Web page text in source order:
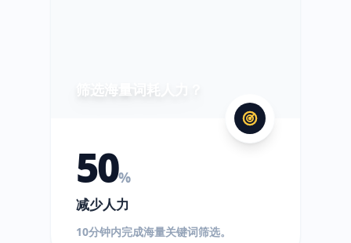
筛选海量词耗人力？
50%
减少人力
10分钟内完成海量关键词筛选。